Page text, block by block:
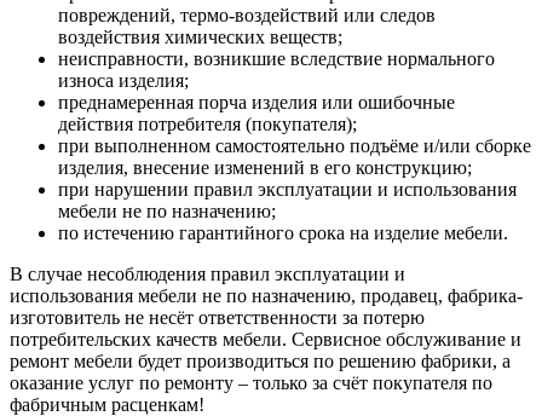
повреждений, термо-воздействий или следов
воздействия химических веществ;
неисправности, возникшие вследствие нормального
износа изделия;
преднамеренная порча изделия или ошибочные
действия потребителя (покупателя);
при выполненном самостоятельно подъёме и/или сборке
изделия, внесение изменений в его конструкцию;
при нарушении правил эксплуатации и использования
мебели не по назначению;
по истечению гарантийного срока на изделие мебели.
В случае несоблюдения правил эксплуатации и
использования мебели не по назначению, продавец, фабрика-
изготовитель не несёт ответственности за потерю
потребительских качеств мебели. Сервисное обслуживание и
ремонт мебели будет производиться по решению фабрики, а
оказание услуг по ремонту – только за счёт покупателя по
фабричным расценкам!